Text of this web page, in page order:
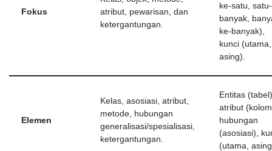
Fokus
atribut, pewarisan, dan
ketergantungan.
ke-satu,
banyak,
ke-banyak),
kunci (utama,
asing).
Elemen
Kelas, asosiasi, atribut,
metode, hubungan
generalisasi/spesialisasi,
ketergantungan.
Entitas
atribut
hubungan
(asosiasi),
(utama,